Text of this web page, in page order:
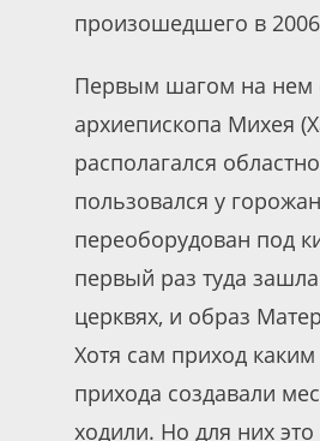
произошедшего в
Первым шагом на нем
архиепископа Михея
располагался
пользовался у
переоборудован под
первый раз туда
церквях, и образ
Хотя сам приход
прихода создавали
ходили. Но для них